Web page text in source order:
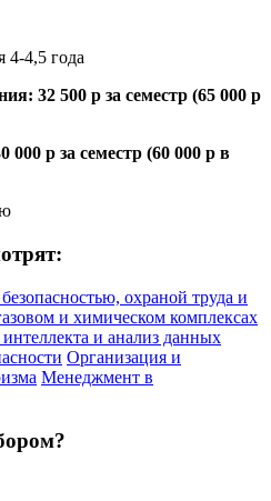
4-4,5 года
32 500 р за семестр (65 000 р
р за семестр (60 000 р в
охраной труда и
и химическом комплексах
и анализ данных
Организация и
Менеджмент в